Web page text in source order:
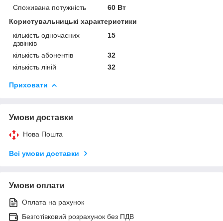
Споживана потужність
60 Вт
Користувальницькі характеристики
кількість одночасних
дзвінків
15
кількість абонентів
32
кількість ліній
32
Приховати
Умови доставки
Нова Пошта
Всі умови доставки
Умови оплати
Оплата на рахунок
Безготівковий розрахунок без ПДВ